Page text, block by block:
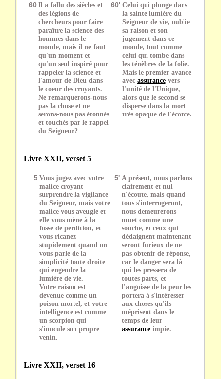
60 Il a fallu des siècles et
des légions de
chercheurs pour faire
paraître la science des
hommes dans le
monde, mais il ne faut
qu'un moment et
qu'un seul inspiré pour
rappeler la science et
l'amour de Dieu dans
le coeur des croyants.
Ne remarquerons-nous
pas la chose et ne
serons-nous pas étonnés
et touchés par le rappel
du Seigneur?
60' Celui qui plonge dans
la sainte lumière du
Seigneur de vie, oublie
sa raison et son
jugement dans ce
monde, tout comme
celui qui tombe dans
les ténèbres de la folie.
Mais le premier avance
avec assurancevers
l'unité de l'Unique,
alors que le second se
disperse dans la mort
très opaque de l'écorce.
Livre XXII, verset 5
5 Vous jugez avec votre
malice croyant
surprendre la vigilance
du Seigneur, mais votre
malice vous aveugle et
elle vous mène à la
fosse de perdition, et
vous ricanez
stupidement quand on
vous parle de la
simplicité toute droite
qui engendre la
lumière de vie.
Votre raison est
devenue comme un
poison mortel, et votre
intelligence est comme
un scorpion qui
s'inocule son propre
venin.
5' A présent, nous parlons
clairement et nul
n'écoute, mais quand
tous s'interrogeront,
nous demeurerons
muet comme une
souche, et ceux qui
dédaignent maintenant
seront furieux de ne
pas obtenir de réponse,
car le danger sera là
qui les pressera de
toutes parts, et
l'angoisse de la peur les
portera à s'intéresser
aux choses qu'ils
méprisent dans le
temps de leur
assuranceimpie.
Livre XXII, verset 16